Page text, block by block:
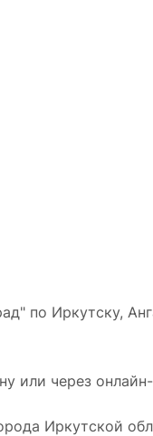
по Иркутску,
или через онлайн-
Иркутской